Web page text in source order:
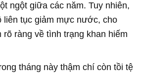
ngột giữa các năm. Tuy nhiên,
liên tục giảm mực nước, cho
ràng về tình trạng khan hiếm
tháng này thậm chí còn tồi tệ